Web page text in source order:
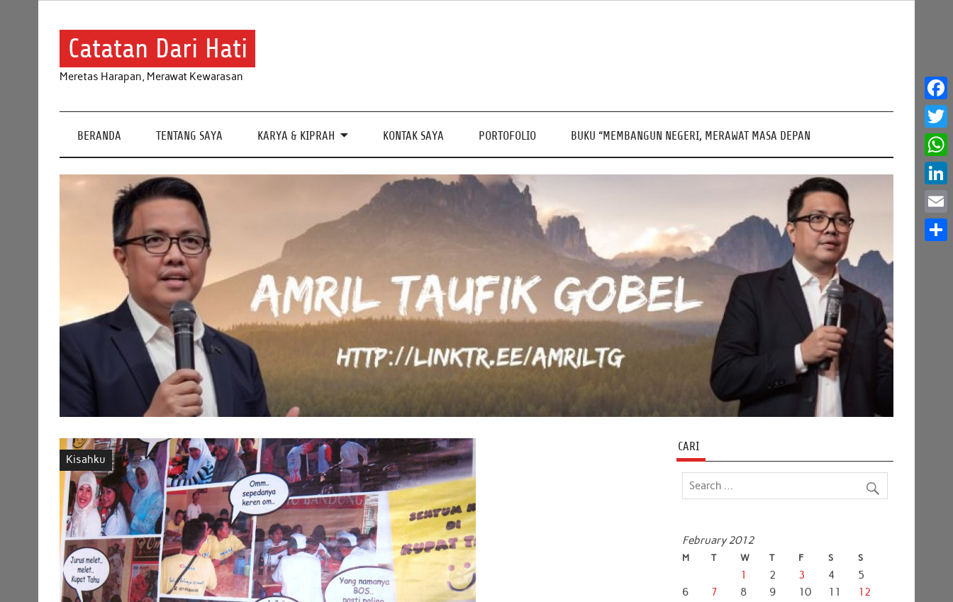
Catatan Dari Hati
Meretas Harapan, Merawat Kewarasan
BERANDA TENTANG SAYA KARYA & KIPRAH KONTAK SAYA PORTOFOLIO BUKU “MEMBANGUN NEGERI, MERAWAT MASA DEPAN
Kisahku
CARI
February 2012
M T W T F S S
1 2 3 4
5
6
7 8 9 10 11
12
Email